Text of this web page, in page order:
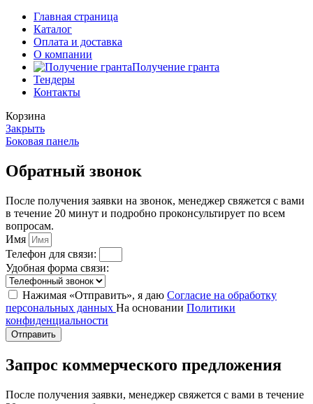
Главная страница
Каталог
Оплата и доставка
О компании
Получение гранта
Тендеры
Контакты
Корзина
Закрыть
Боковая панель
Обратный звонок
После получения заявки на звонок, менеджер свяжется с вами
в течение 20 минут и подробно проконсультирует по всем
вопросам.
Имя
Телефон для связи:
Удобная форма связи:
Нажимая «Отправить», я даю Согласие на обработку
персональных данных На основании Политики
конфиденциальности
Отправить
Запрос коммерческого предложения
После получения заявки, менеджер свяжется с вами в течение